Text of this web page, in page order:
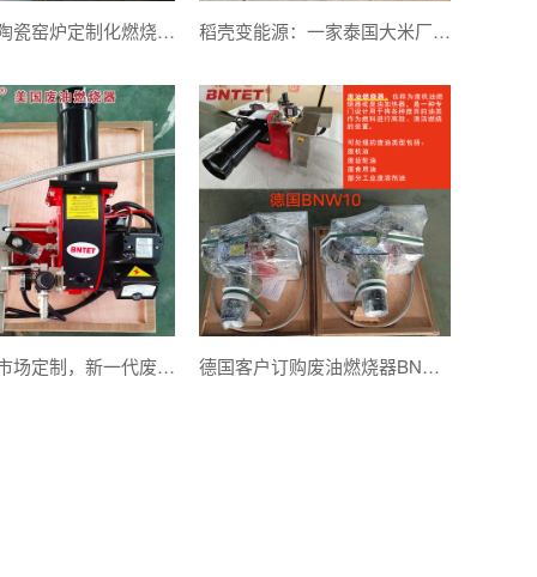
巴西小型陶瓷窑炉定制化燃烧与温控系统 稻壳变能源：一家泰国大米厂的节能改造案例
专为美国市场定制，新一代废油燃烧器顺利发货 德国客户订购废油燃烧器BNW10